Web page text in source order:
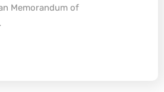
Memorandum of